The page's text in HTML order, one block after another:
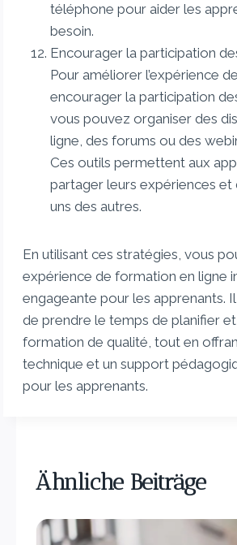
téléphone pour aider les
besoin.
Encourager la participation
Pour améliorer l’expérience
encourager la participation
vous pouvez organiser des
ligne, des forums ou des
Ces outils permettent aux
partager leurs expériences et
uns des autres.
En utilisant ces stratégies, vous
expérience de formation en ligne
engageante pour les apprenants.
de prendre le temps de planifier
formation de qualité, tout en
technique et un support
pour les apprenants.
Ähnliche Beiträge